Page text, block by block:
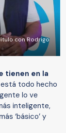
con Rodrigo
tienen en la
todo hecho
lo ve
inteligente,
‘básico’ y